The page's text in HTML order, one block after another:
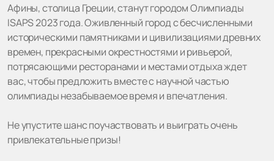
Афины, столица Греции, станут городом Олимпиады
ISAPS 2023 года. Оживленный город с бесчисленными
историческими памятниками и цивилизациями древних
времен, прекрасными окрестностями и ривьерой,
потрясающими ресторанами и местами отдыха ждет
вас, чтобы предложить вместе с научной частью
олимпиады незабываемое время и впечатления.
Не упустите шанс поучаствовать и выиграть очень
привлекательные призы!